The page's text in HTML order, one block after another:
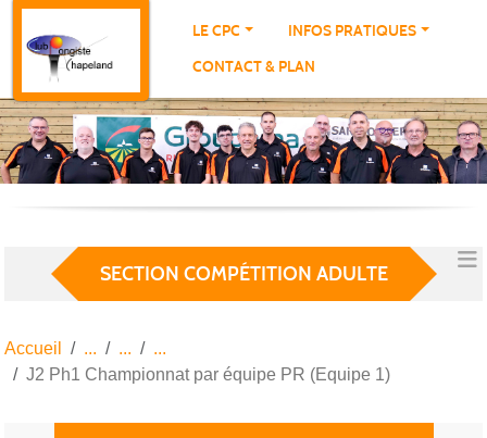
LE CPC
INFOS PRATIQUES
CONTACT & PLAN
SECTION COMPÉTITION ADULTE
Accueil
J2 Ph1 Championnat par équipe PR (Equipe 1)
Panneau de gestion des cookies